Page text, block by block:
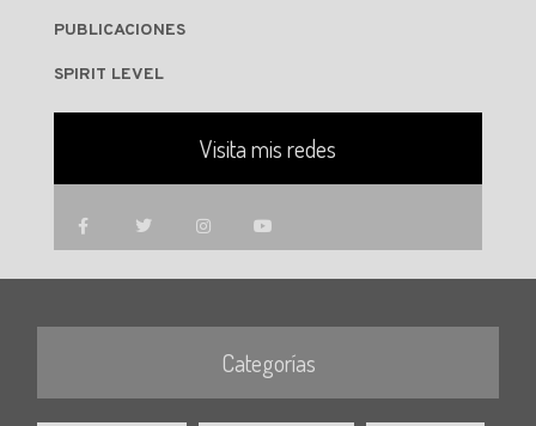
PUBLICACIONES
SPIRIT LEVEL
Visita mis redes
Categorías